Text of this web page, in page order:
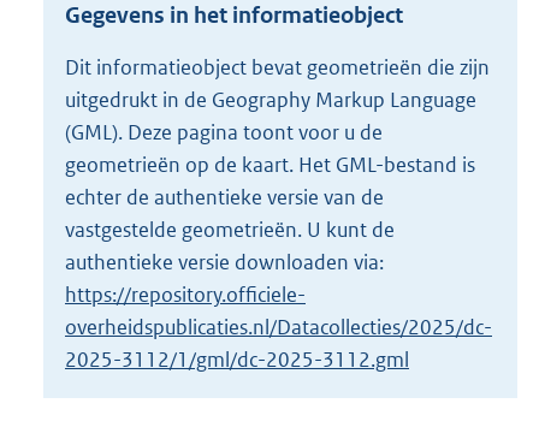
r
o
t
t
e
2
7
M
Gegevens in het informatieobject
Dit informatieobject bevat geometrieën die zijn
uitgedrukt in de Geography Markup Language
(GML). Deze pagina toont voor u de
geometrieën op de kaart. Het GML-bestand is
echter de authentieke versie van de
vastgestelde geometrieën. U kunt de
authentieke versie downloaden via:
https://repository.officiele-
overheidspublicaties.nl/Datacollecties/2025/dc-
2025-3112/1/gml/dc-2025-3112.gml